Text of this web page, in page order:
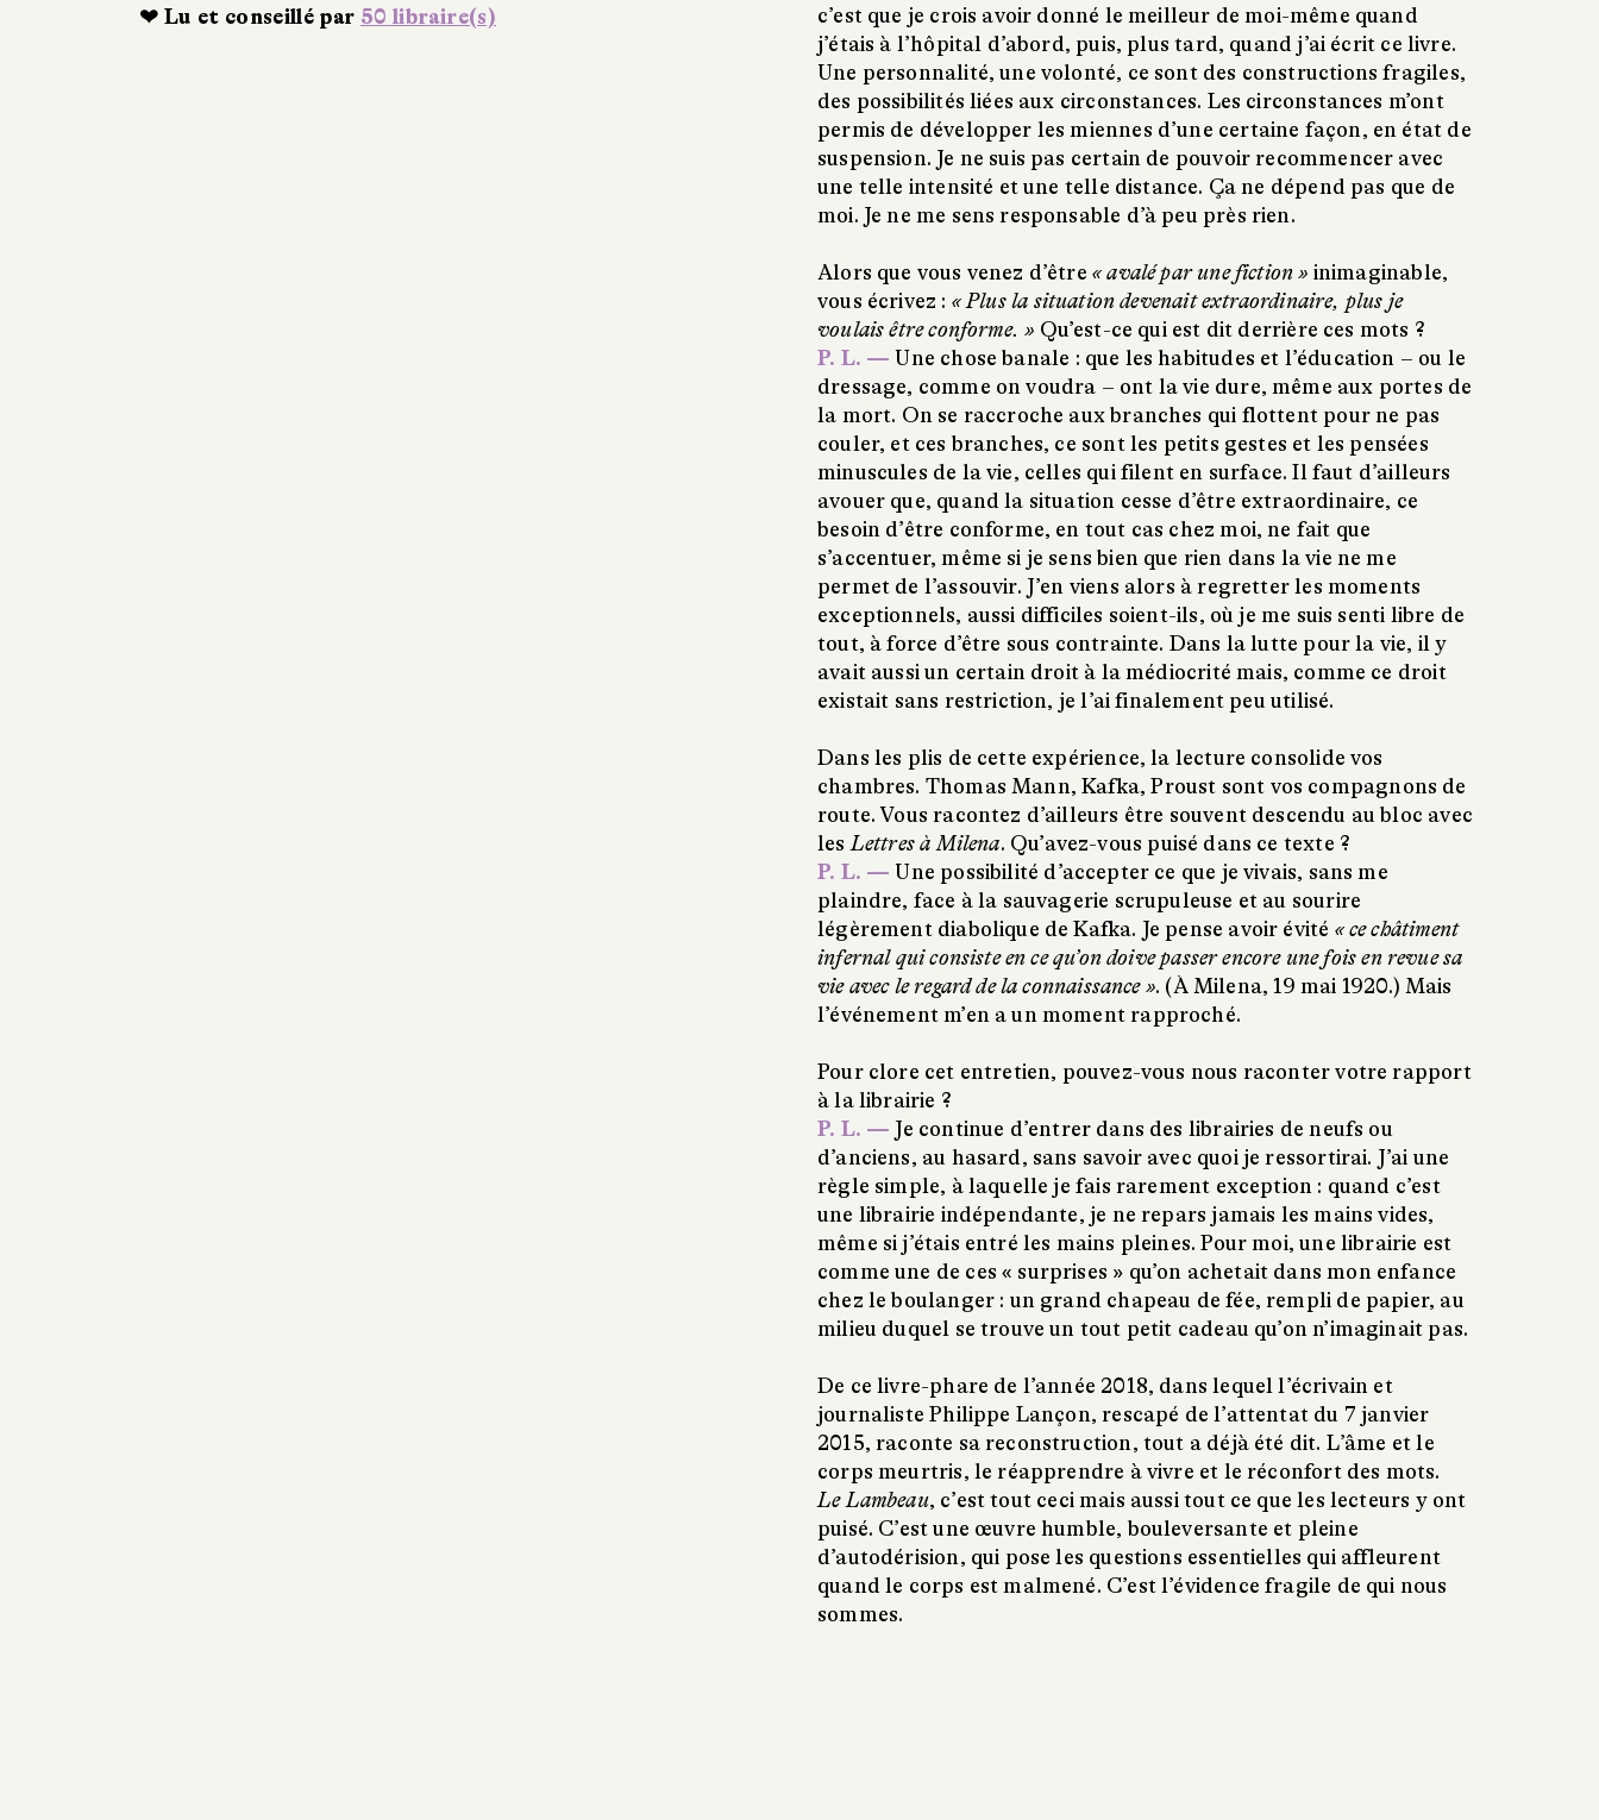
❤ Lu et conseillé par 50 libraire(s)
c’est que je crois avoir donné le meilleur de moi-même quand
j’étais à l’hôpital d’abord, puis, plus tard, quand j’ai écrit ce livre.
Une personnalité, une volonté, ce sont des constructions fragiles,
des possibilités liées aux circonstances. Les circonstances m’ont
permis de développer les miennes d’une certaine façon, en état de
suspension. Je ne suis pas certain de pouvoir recommencer avec
une telle intensité et une telle distance. Ça ne dépend pas que de
moi. Je ne me sens responsable d’à peu près rien.
Alors que vous venez d’être« avalé par une fiction » inimaginable,
vous écrivez : « Plus la situation devenait extraordinaire, plus je
voulais être conforme. » Qu’est-ce qui est dit derrière ces mots ?
P. L. — Une chose banale : que les habitudes et l’éducation – ou le
dressage, comme on voudra – ont la vie dure, même aux portes de
la mort. On se raccroche aux branches qui flottent pour ne pas
couler, et ces branches, ce sont les petits gestes et les pensées
minuscules de la vie, celles qui filent en surface. Il faut d’ailleurs
avouer que, quand la situation cesse d’être extraordinaire, ce
besoin d’être conforme, en tout cas chez moi, ne fait que
s’accentuer, même si je sens bien que rien dans la vie ne me
permet de l’assouvir. J’en viens alors à regretter les moments
exceptionnels, aussi difficiles soient-ils, où je me suis senti libre de
tout, à force d’être sous contrainte. Dans la lutte pour la vie, il y
avait aussi un certain droit à la médiocrité mais, comme ce droit
existait sans restriction, je l’ai finalement peu utilisé.
Dans les plis de cette expérience, la lecture consolide vos
chambres. Thomas Mann, Kafka, Proust sont vos compagnons de
route. Vous racontez d’ailleurs être souvent descendu au bloc avec
les Lettres à Milena. Qu’avez-vous puisé dans ce texte ?
P. L. — Une possibilité d’accepter ce que je vivais, sans me
plaindre, face à la sauvagerie scrupuleuse et au sourire
légèrement diabolique de Kafka. Je pense avoir évité « ce châtiment
infernal qui consiste en ce qu’on doive passer encore une fois en revue sa
vie avec le regard de la connaissance ». (À Milena, 19 mai 1920.) Mais
l’événement m’en a un moment rapproché.
Pour clore cet entretien, pouvez-vous nous raconter votre rapport
à la librairie ?
P. L. — Je continue d’entrer dans des librairies de neufs ou
d’anciens, au hasard, sans savoir avec quoi je ressortirai. J’ai une
règle simple, à laquelle je fais rarement exception : quand c’est
une librairie indépendante, je ne repars jamais les mains vides,
même si j’étais entré les mains pleines. Pour moi, une librairie est
comme une de ces « surprises » qu’on achetait dans mon enfance
chez le boulanger : un grand chapeau de fée, rempli de papier, au
milieu duquel se trouve un tout petit cadeau qu’on n’imaginait pas.
De ce livre-phare de l’année 2018, dans lequel l’écrivain et
journaliste Philippe Lançon, rescapé de l’attentat du 7 janvier
2015, raconte sa reconstruction, tout a déjà été dit. L’âme et le
corps meurtris, le réapprendre à vivre et le réconfort des mots.
Le Lambeau, c’est tout ceci mais aussi tout ce que les lecteurs y ont
puisé. C’est une œuvre humble, bouleversante et pleine
d’autodérision, qui pose les questions essentielles qui affleurent
quand le corps est malmené. C’est l’évidence fragile de qui nous
sommes.